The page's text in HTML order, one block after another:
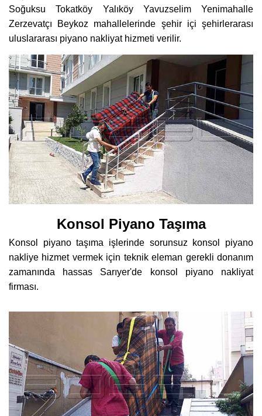
Soğuksu Tokatköy Yalıköy Yavuzselim Yenimahalle
Zerzevatçı Beykoz mahallelerinde şehir içi şehirlerarası
uluslararası piyano nakliyat hizmeti verilir.
Konsol Piyano Taşıma
Konsol piyano taşıma işlerinde sorunsuz konsol piyano
nakliye hizmet vermek için teknik eleman gerekli donanım
zamanında hassas Sarıyer'de konsol piyano nakliyat
firması.